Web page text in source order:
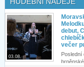
03.08.
debut,
večer